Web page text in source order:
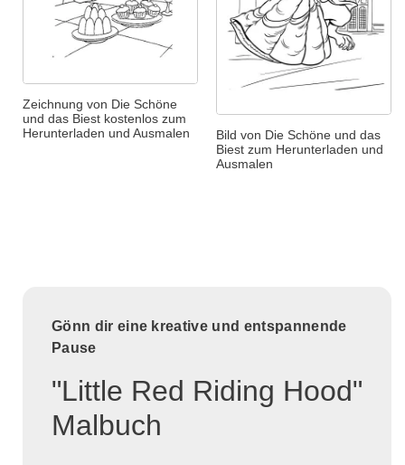
Zeichnung von Die Schöne
und das Biest kostenlos zum
Herunterladen und Ausmalen
Bild von Die Schöne und das
Biest zum Herunterladen und
Ausmalen
Gönn dir eine kreative und entspannende
Pause
"Little Red Riding Hood"
Malbuch